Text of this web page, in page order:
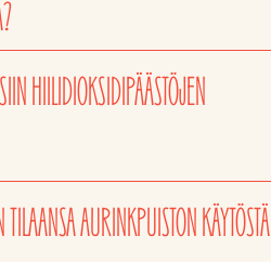
HIILIDIOKSIDIPÄÄSTÖJEN
AURINKPUISTON KÄYTÖSTÄ